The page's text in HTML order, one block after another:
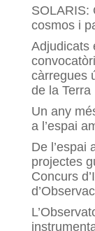
SOLARIS:
cosmos i
Adjudicats
càrregues
de la Terra
Un any
a l’espai
De l’espai
projectes
Concurs